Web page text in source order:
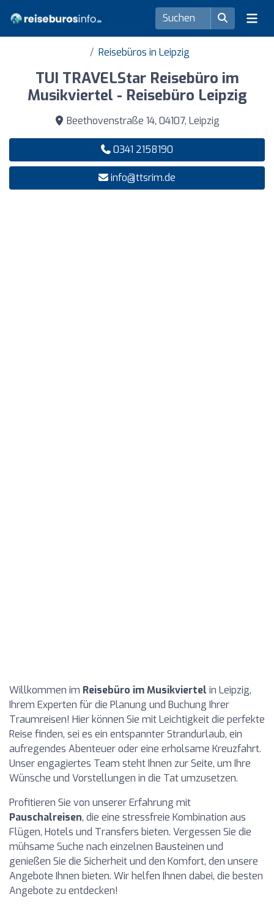
Reisebüros in Leipzig
TUI TRAVELStar Reisebüro im
Musikviertel - Reisebüro Leipzig
Beethovenstraße 14, 04107, Leipzig
0341 2158190
info@ttsrim.de
Willkommen im Reisebüro im Musikviertel in Leipzig,
Ihrem Experten für die Planung und Buchung Ihrer
Traumreisen! Hier können Sie mit Leichtigkeit die perfekte
Reise finden, sei es ein entspannter Strandurlaub, ein
aufregendes Abenteuer oder eine erholsame Kreuzfahrt.
Unser engagiertes Team steht Ihnen zur Seite, um Ihre
Wünsche und Vorstellungen in die Tat umzusetzen.
Profitieren Sie von unserer Erfahrung mit
Pauschalreisen, die eine stressfreie Kombination aus
Flügen, Hotels und Transfers bieten. Vergessen Sie die
mühsame Suche nach einzelnen Bausteinen und
genießen Sie die Sicherheit und den Komfort, den unsere
Angebote Ihnen bieten. Wir helfen Ihnen dabei, die besten
Angebote zu entdecken!